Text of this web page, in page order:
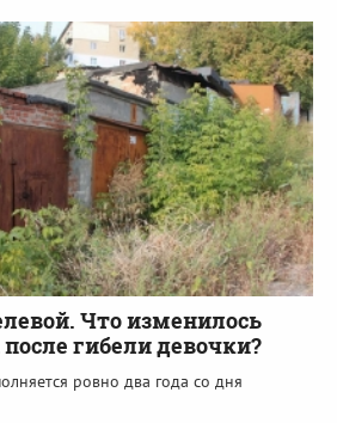
Что изменилось
гибели девочки?
ровно два года со дня